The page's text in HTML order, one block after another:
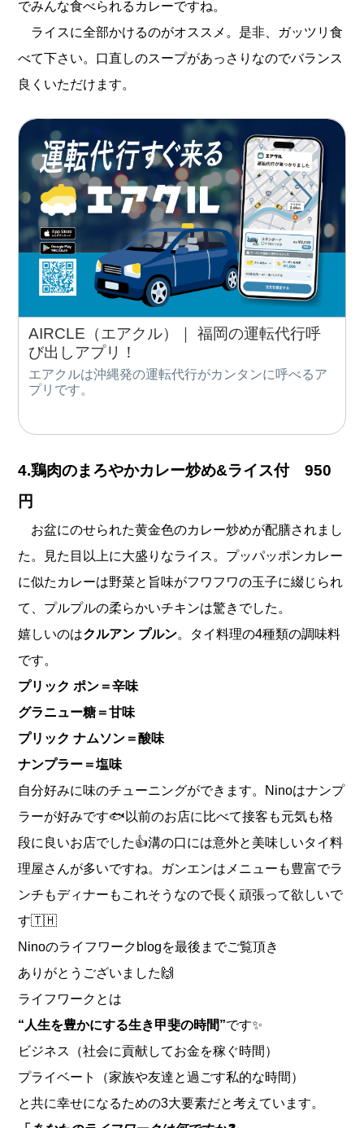
でみんな食べられるカレーですね。
ライスに全部かけるのがオススメ。是非、ガッツリ食
べて下さい。口直しのスープがあっさりなのでバランス
良くいただけます。
AIRCLE（エアクル）｜ 福岡の運転代行呼
び出しアプリ！
エアクルは沖縄発の運転代行がカンタンに呼べるア
プリです。
4.鶏肉のまろやかカレー炒め&ライス付 950
円
お盆にのせられた黄金色のカレー炒めが配膳されまし
た。見た目以上に大盛りなライス。プッパッポンカレー
に似たカレーは野菜と旨味がフワフワの玉子に綴じられ
て、プルプルの柔らかいチキンは驚きでした。
嬉しいのはクルアン プルン。タイ料理の4種類の調味料
です。
プリック ポン＝辛味
グラニュー糖＝甘味
プリック ナムソン＝酸味
ナンプラー＝塩味
自分好みに味のチューニングができます。Ninoはナンプ
ラーが好みです🐟以前のお店に比べて接客も元気も格
段に良いお店でした👍溝の口には意外と美味しいタイ料
理屋さんが多いですね。ガンエンはメニューも豊富でラ
ンチもディナーもこれそうなので長く頑張って欲しいで
す🇹🇭
Ninoのライフワークblogを最後までご覧頂き
ありがとうございました 🙌
ライフワークとは
“人生を豊かにする生き甲斐の時間”です✨
ビジネス（社会に貢献してお金を稼ぐ時間）
プライベート（家族や友達と過ごす私的な時間）
と共に幸せになるための3大要素だと考えています。